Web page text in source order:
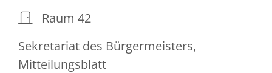
Raum 42
Sekretariat des Bürgermeisters,
Mitteilungsblatt